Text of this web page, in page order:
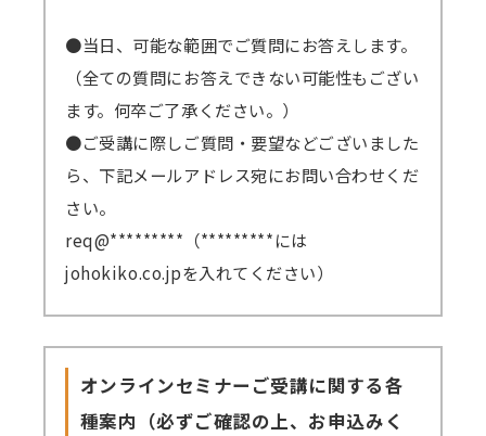
●当日、可能な範囲でご質問にお答えします。
（全ての質問にお答えできない可能性もござい
ます。何卒ご了承ください。）
●ご受講に際しご質問・要望などございました
ら、下記メールアドレス宛にお問い合わせくだ
さい。
req@*********（*********には
johokiko.co.jpを入れてください）
オンラインセミナーご受講に関する各
種案内（必ずご確認の上、お申込みく